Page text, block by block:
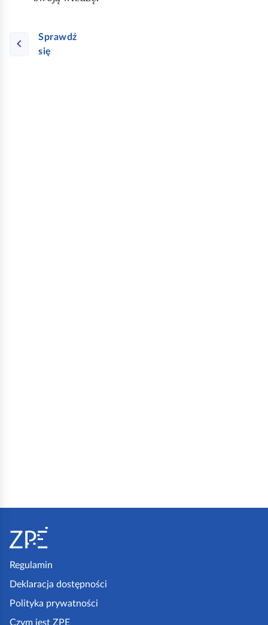
Sprawdź
się
Regulamin
Deklaracja dostępności
Polityka prywatności
Czym jest ZPE